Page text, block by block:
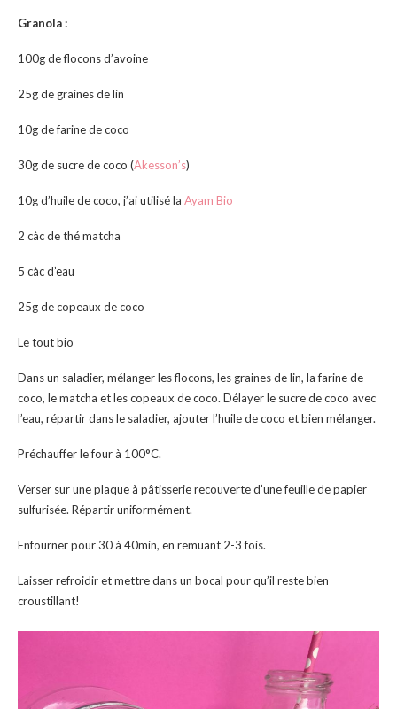
Granola :
100g de flocons d’avoine
25g de graines de lin
10g de farine de coco
30g de sucre de coco (Akesson’s)
10g d’huile de coco, j’ai utilisé la Ayam Bio
2 càc de thé matcha
5 càc d’eau
25g de copeaux de coco
Le tout bio
Dans un saladier, mélanger les flocons, les graines de lin, la farine de
coco, le matcha et les copeaux de coco. Délayer le sucre de coco avec
l’eau, répartir dans le saladier, ajouter l’huile de coco et bien mélanger.
Préchauffer le four à 100°C.
Verser sur une plaque à pâtisserie recouverte d’une feuille de papier
sulfurisée. Répartir uniformément.
Enfourner pour 30 à 40min, en remuant 2-3 fois.
Laisser refroidir et mettre dans un bocal pour qu’il reste bien
croustillant!